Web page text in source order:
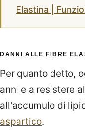
Elastina |
DANNI ALLE FIBRE
Per quanto detto,
anni e a resistere
all'accumulo di
aspartico.